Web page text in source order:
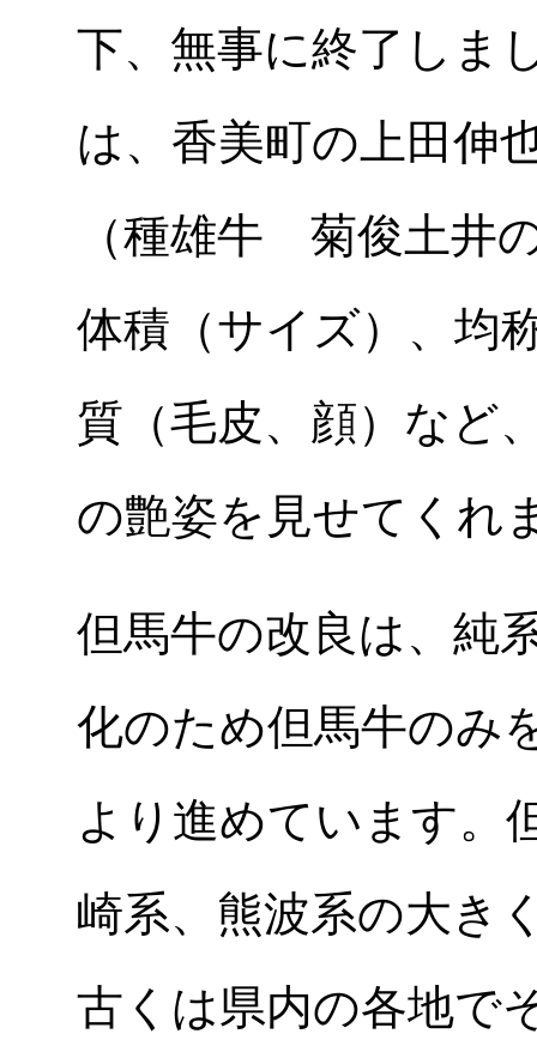
下、無事に終了しま
は、香美町の上田伸
（種雄牛 菊俊土井
体積（サイズ）、均
質（毛皮、顔）など
の艶姿を見せてくれ
但馬牛の改良は、純
化のため但馬牛のみ
より進めています。
崎系、熊波系の大き
古くは県内の各地で